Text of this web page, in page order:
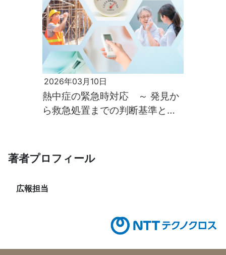
2026年03月10日
熱中症の緊急時対応 ～ 発見か
ら救急処置までの判断基準と応
著者プロフィール
広報担当